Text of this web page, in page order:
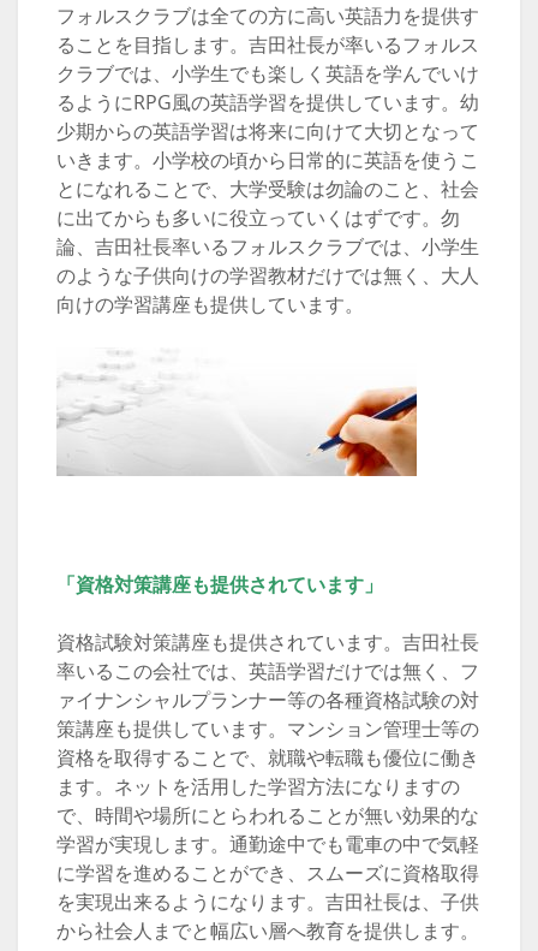
フォルスクラブは全ての方に高い英語力を提供す
ることを目指します。吉田社長が率いるフォルス
クラブでは、小学生でも楽しく英語を学んでいけ
るようにRPG風の英語学習を提供しています。幼
少期からの英語学習は将来に向けて大切となって
いきます。小学校の頃から日常的に英語を使うこ
とになれることで、大学受験は勿論のこと、社会
に出てからも多いに役立っていくはずです。勿
論、吉田社長率いるフォルスクラブでは、小学生
のような子供向けの学習教材だけでは無く、大人
向けの学習講座も提供しています。
「資格対策講座も提供されています」
資格試験対策講座も提供されています。吉田社長
率いるこの会社では、英語学習だけでは無く、フ
ァイナンシャルプランナー等の各種資格試験の対
策講座も提供しています。マンション管理士等の
資格を取得することで、就職や転職も優位に働き
ます。ネットを活用した学習方法になりますの
で、時間や場所にとらわれることが無い効果的な
学習が実現します。通勤途中でも電車の中で気軽
に学習を進めることができ、スムーズに資格取得
を実現出来るようになります。吉田社長は、子供
から社会人までと幅広い層へ教育を提供します。